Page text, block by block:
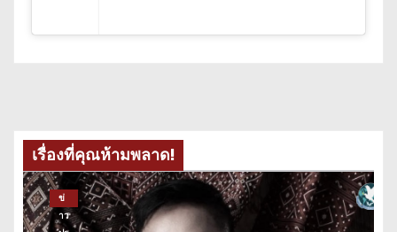
เรื่องที่คุณห้ามพลาด!
ข่
าว